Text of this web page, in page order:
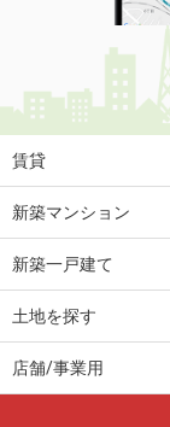
賃貸
新築マンション
新築一戸建て
土地を探す
店舗/事業用